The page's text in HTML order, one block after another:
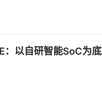
以自研智能SoC为